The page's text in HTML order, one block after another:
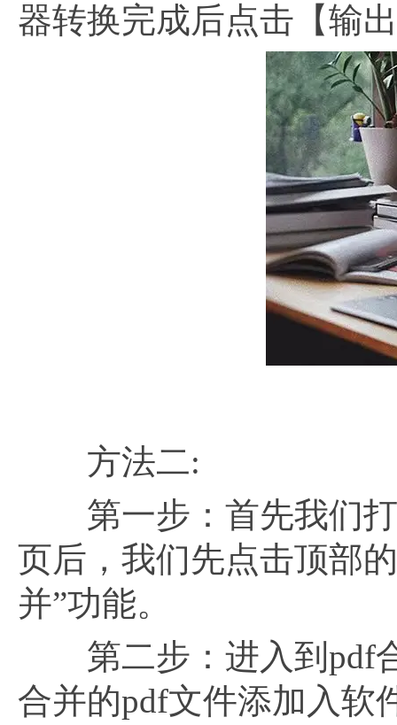
器转换完成后点击【输
方法二:
第一步：首先我们打
页后，我们先点击顶部
并”功能。
第二步：进入到pdf合
合并的pdf文件添加入软